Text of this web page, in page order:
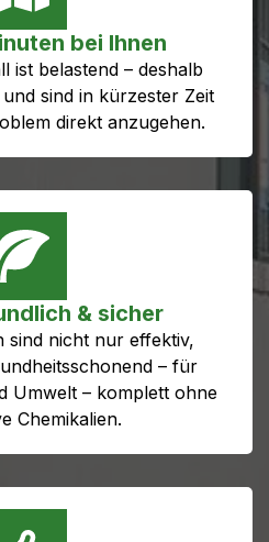
bei Ihnen
ist belastend – deshalb
sind in kürzester Zeit
direkt anzugehen.
& sicher
sind nicht nur effektiv,
– für
Umwelt – komplett ohne
Chemikalien.